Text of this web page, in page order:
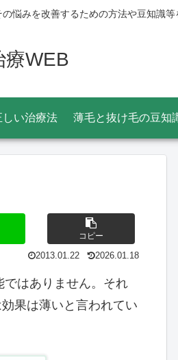
悩みを改善するための方法や豆知識等
療WEB
い治療法 薄毛と抜け毛の豆知
コピー
2013.01.22 2026.01.18
はありません。それ
果は薄いと言われてい